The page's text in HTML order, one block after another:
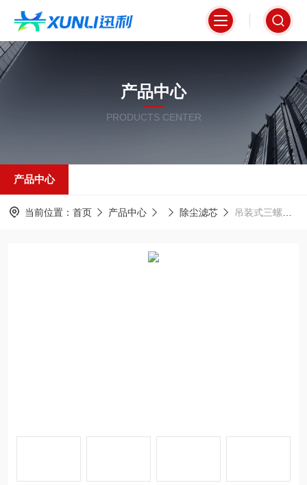
产品中心
PRODUCTS CENTER
产品中心
当前位置： 首页 产品中心 除尘滤芯 吊装式三螺杆除尘滤筒350*900mm褶皱式